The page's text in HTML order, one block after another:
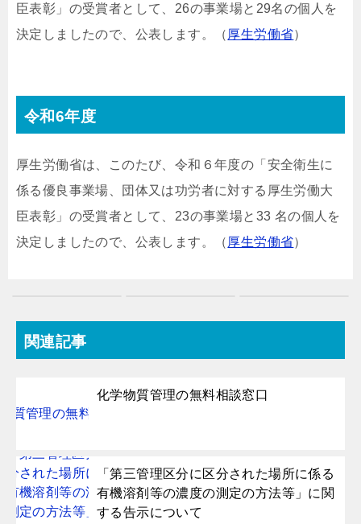
臣表彰」の受賞者として、26の事業場と29名の個人を
決定しましたので、公表します。（ 厚生労働省）
令和6年度
厚生労働省は、このたび、令和６年度の「安全衛生に
係る優良事業場、団体又は功労者に対する厚生労働大
臣表彰」の受賞者として、23の事業場と33 名の個人を
決定しましたので、公表します。（ 厚生労働省）
関連記事
化学物質管理の無料相談窓口
「第三管理区分に区分された場所に係る
有機溶剤等の濃度の測定の方法等」に関
する告示について